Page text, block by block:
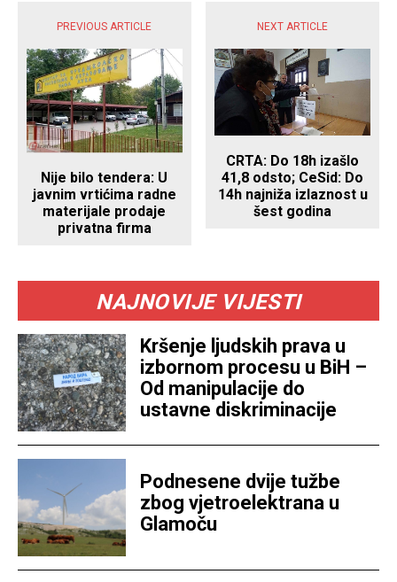
PREVIOUS ARTICLE
Nije bilo tendera: U
javnim vrtićima radne
materijale prodaje
privatna firma
NEXT ARTICLE
CRTA: Do 18h izašlo
41,8 odsto; CeSid: Do
14h najniža izlaznost u
šest godina
NAJNOVIJE VIJESTI
Kršenje ljudskih prava u
izbornom procesu u BiH –
Od manipulacije do
ustavne diskriminacije
Podnesene dvije tužbe
zbog vjetroelektrana u
Glamoču